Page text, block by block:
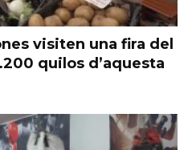
visiten una fira del
quilos d’aquesta